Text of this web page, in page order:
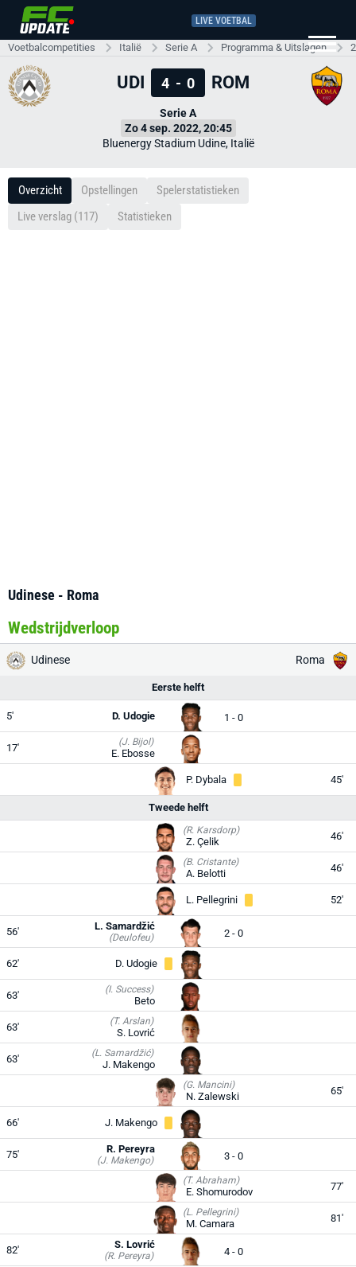
LIVE VOETBAL
Voetbalcompetities Italië Serie A Programma & Uitslagen
UDI 4 - 0 ROM
Serie A
Zo 4 sep. 2022, 20:45
Bluenergy Stadium Udine, Italië
Overzicht Opstellingen
Spelerstatistieken
Live verslag (117)
Statistieken
Udinese - Roma
Wedstrijdverloop
Udinese Roma
Eerste helft
5' D. Udogie 1 - 0
17' (J. Bijol)
E. Ebosse
P. Dybala 45'
Tweede helft
(R. Karsdorp)
Z. Çelik 46'
(B. Cristante)
A. Belotti 46'
L. Pellegrini 52'
56' (Deulofeu)
L. Samardžić
2 - 0
62' D. Udogie
63' (I. Success)
Beto
63' (T. Arslan)
S. Lovrić
63' (L. Samardžić)
J. Makengo
(G. Mancini)
N. Zalewski 65'
66' J. Makengo
75' (J. Makengo)
R. Pereyra
3 - 0
(T. Abraham)
E. Shomurodov 77'
(L. Pellegrini)
M. Camara 81'
82' (R. Pereyra)
S. Lovrić
4 - 0